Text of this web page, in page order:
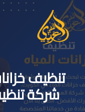
انتقل
إلى
المحتوى
تنظيف
شركة